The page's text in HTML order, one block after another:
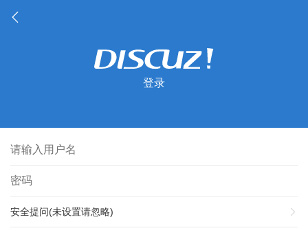
登录
安全提问(未设置请忽略)